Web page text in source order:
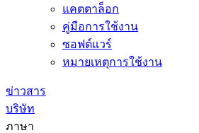
แคตตาล็อก
คู่มือการใช้งาน
ซอฟต์แวร์
หมายเหตุการใช้งาน
ข่าวสาร
บริษัท
ภาษา